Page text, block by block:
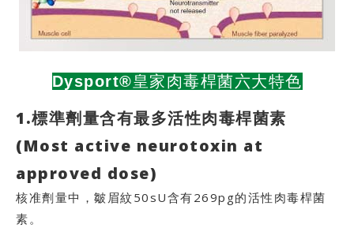
Dysport®皇家肉毒桿菌六大特色
1.標準劑量含有最多活性肉毒桿菌素
(Most active neurotoxin at
approved dose)
核准劑量中，皺眉紋50sU含有269pg的活性肉毒桿菌
素。